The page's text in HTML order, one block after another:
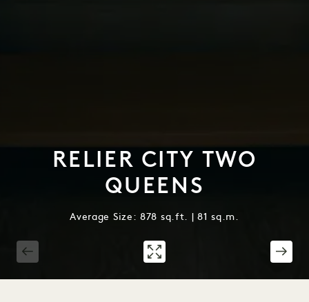
RELIER CITY TWO
QUEENS
Average Size: 878 sq.ft. | 81 sq.m.